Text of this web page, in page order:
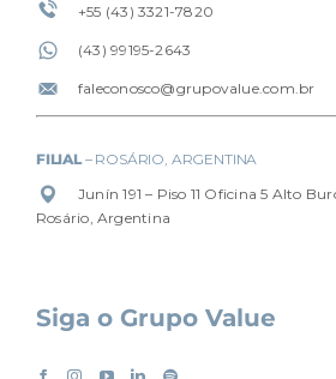
+55 (43) 3321-7820
(43) 99195-2643
faleconosco@grupovalue.com.br
FILIAL– ROSÁRIO, ARGENTINA
Junín 191 – Piso 11 Oficina 5 Alto
Rosário, Argentina
Siga o Grupo Value